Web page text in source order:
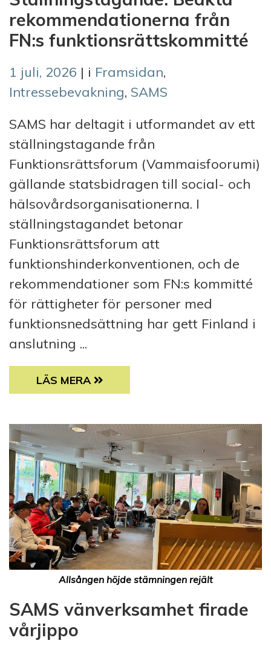
rekommendationerna från
FN:s funktionsrättskommitté
1 juli, 2026 | i Framsidan,
Intressebevakning, SAMS
SAMS har deltagit i utformandet av ett
ställningstagande från
Funktionsrättsforum (Vammaisfoorumi)
gällande statsbidragen till social- och
hälsovårdsorganisationerna. I
ställningstagandet betonar
Funktionsrättsforum att
funktionshinderkonventionen, och de
rekommendationer som FN:s kommitté
för rättigheter för personer med
funktionsnedsättning har gett Finland i
anslutning ...
STÄLLNINGSTAGANDE: BEAKTA
LÄS MERA
Allsången höjde stämningen rejält
SAMS vänverksamhet firade
vårjippo